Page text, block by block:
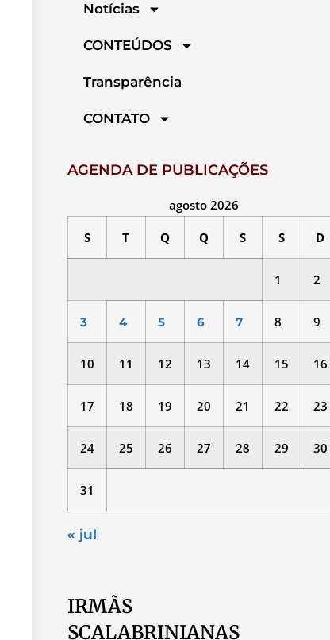
Notícias
CONTEÚDOS
Transparência
CONTATO
AGENDA DE PUBLICAÇÕES
agosto 2026
S T Q Q S S D
1 2
3 4 5 6 7 8 9
10 11 12 13 14 15 16
17 18 19 20 21 22 23
24 25 26 27 28 29 30
31
« jul
IRMÃS
SCALABRINIANAS